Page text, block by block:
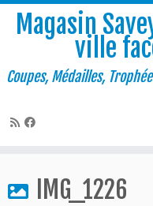
contenu
Magasin
ville
Coupes, Médailles,
IMG_1226